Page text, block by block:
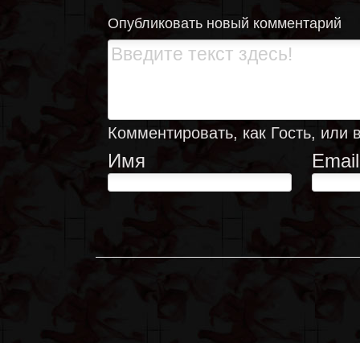
Опубликовать новый комментарий
Комментировать, как Гость, или
Имя Email